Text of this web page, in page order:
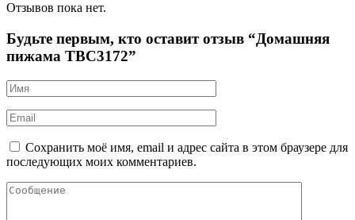
Отзывов пока нет.
Будьте первым, кто оставит отзыв “Домашняя
пижама TBC3172”
Сохранить моё имя, email и адрес сайта в этом браузере для
последующих моих комментариев.